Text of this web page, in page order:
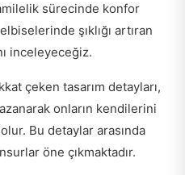
sürecinde konfor
şıklığı artıran
inceleyeceğiz.
çeken tasarım detayları,
onların kendilerini
Bu detaylar arasında
öne çıkmaktadır.